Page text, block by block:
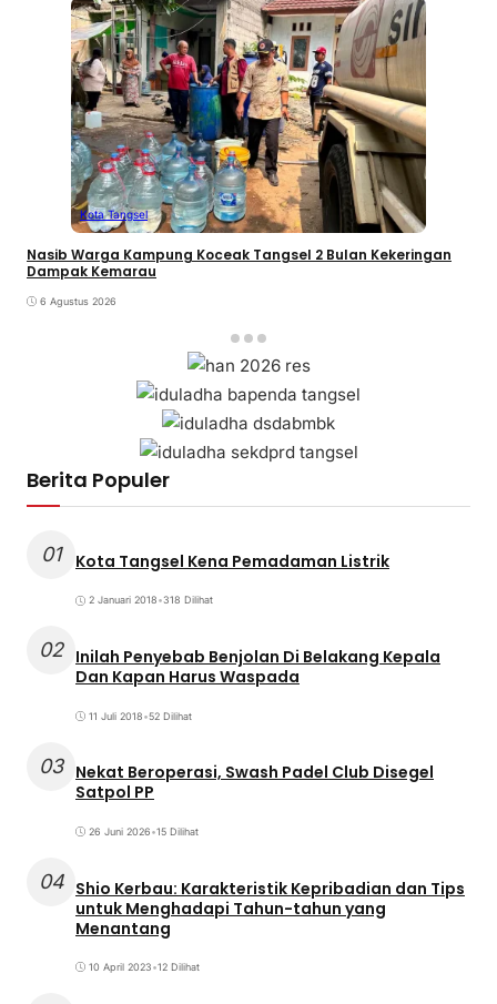
Kota Tangsel
Nasib Warga Kampung Koceak Tangsel 2 Bulan Kekeringan
Dampak Kemarau
6 Agustus 2026
Berita Populer
01 Kota Tangsel Kena Pemadaman Listrik
2 Januari 2018•318 Dilihat
02 Inilah Penyebab Benjolan Di Belakang Kepala
Dan Kapan Harus Waspada
11 Juli 2018•52 Dilihat
03 Nekat Beroperasi, Swash Padel Club Disegel
Satpol PP
26 Juni 2026•15 Dilihat
04 Shio Kerbau: Karakteristik Kepribadian dan Tips
untuk Menghadapi Tahun-tahun yang
Menantang
10 April 2023•12 Dilihat